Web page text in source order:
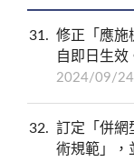
31
修正「應施
自即日生效
2024/09/24
32
訂定「併網
術規範」，